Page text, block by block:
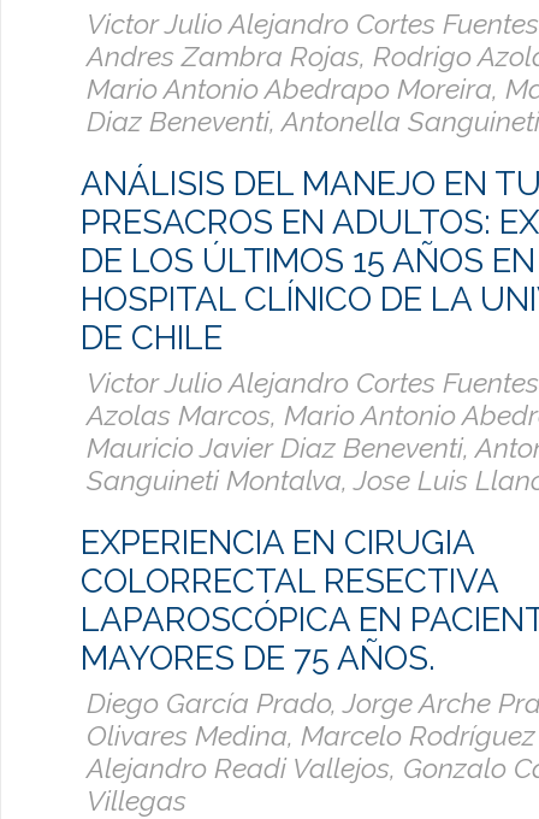
Victor Julio Alejandro Cortes
Andres Zambra Rojas, Rodrigo
Mario Antonio Abedrapo Moreira,
Diaz Beneventi, Antonella
ANÁLISIS DEL MANEJO EN
PRESACROS EN ADULTOS:
DE LOS ÚLTIMOS 15 AÑOS
HOSPITAL CLÍNICO DE LA
DE CHILE
Victor Julio Alejandro Cortes
Azolas Marcos, Mario Antonio
Mauricio Javier Diaz Beneventi,
Sanguineti Montalva, Jose Luis
EXPERIENCIA EN CIRUGIA
COLORRECTAL RESECTIVA
LAPAROSCÓPICA EN
MAYORES DE 75 AÑOS.
Diego García Prado, Jorge Arche
Olivares Medina, Marcelo
Alejandro Readi Vallejos, Gonzalo
Villegas